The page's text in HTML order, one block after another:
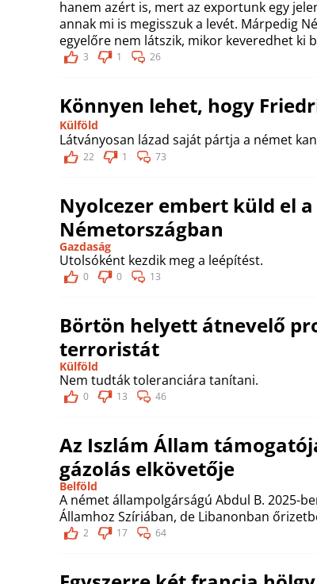
hanem azért is, mert az exportunk egy
annak mi is megisszuk a levét. Márpedig
egyelőre nem látszik, mikor keveredhet ki
3 1 26
Könnyen lehet, hogy
Külföld
Látványosan lázad saját pártja a német
22 1 73
Nyolcezer embert küld el a
Németországban
Gazdaság
Utolsóként kezdik meg a leépítést.
0 0 13
Börtön helyett átnevelő
terroristát
Külföld
Nem tudták toleranciára tanítani.
0 13 46
Az Iszlám Állam
gázolás elkövetője
Belföld
A német állampolgárságú Abdul B. 2025-
Államhoz Szíriában, de Libanonban
2 17 64